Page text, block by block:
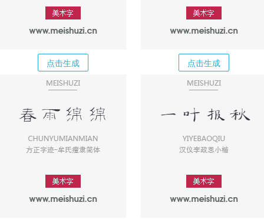
点击生成 点击生成